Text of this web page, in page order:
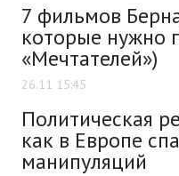
7 фильмов
которые нужно
«Мечтателей»)
26.11 15:45
Политическая
как в Европе
манипуляций